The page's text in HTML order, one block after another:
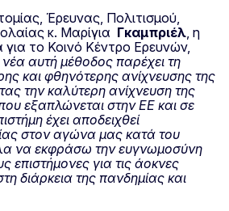
Έρευνας, Πολιτισμού,
κ. Μαρίγια Γκαμπριέλ, η
για το Κοινό Κέντρο Ερευνών,
αυτή μέθοδος παρέχει τη
και φθηνότερης ανίχνευσης της
την καλύτερη ανίχνευση της
εξαπλώνεται στην ΕΕ και σε
έχει αποδειχθεί
στον αγώνα μας κατά του
να εκφράσω την ευγνωμοσύνη
επιστήμονες για τις άοκνες
διάρκεια της πανδημίας και